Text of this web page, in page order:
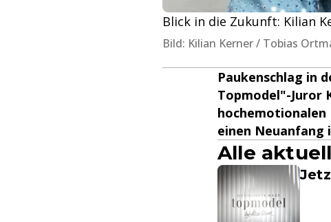
Blick in die Zukunft: Kilian
Bild: Kilian Kerner / Tobias
Paukenschlag in
Topmodel"-Juror
hochemotionalen
einen Neuanfang
Alle